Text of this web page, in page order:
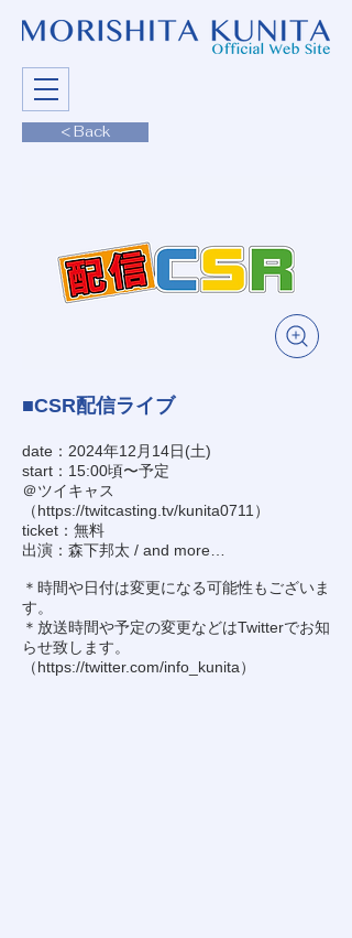
< Back
■CSR配信ライブ
date：2024年12月14日(土)
start：15:00頃〜予定
＠ツイキャス
（https://twitcasting.tv/kunita0711 ）
ticket：無料
出演：森下邦太 / and more…
＊時間や日付は変更になる可能性もございま
す。
＊放送時間や予定の変更などはTwitterでお知
らせ致します。
（https://twitter.com/info_kunita）